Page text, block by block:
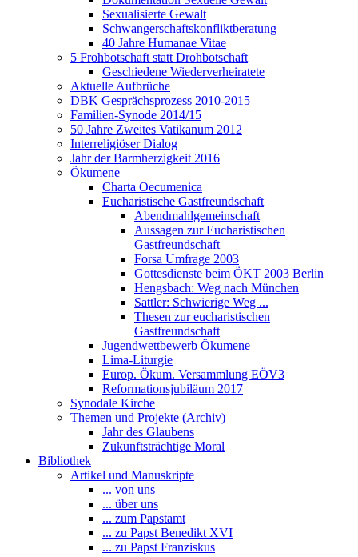
Sexualisierte Gewalt
Schwangerschaftskonfliktberatung
40 Jahre Humanae Vitae
5 Frohbotschaft statt Drohbotschaft
Geschiedene Wiederverheiratete
Aktuelle Aufbrüche
DBK Gesprächsprozess 2010-2015
Familien-Synode 2014/15
50 Jahre Zweites Vatikanum 2012
Interreligiöser Dialog
Jahr der Barmherzigkeit 2016
Ökumene
Charta Oecumenica
Eucharistische Gastfreundschaft
Abendmahlgemeinschaft
Aussagen zur Eucharistischen
Gastfreundschaft
Forsa Umfrage 2003
Gottesdienste beim ÖKT 2003 Berlin
Hengsbach: Weg nach München
Sattler: Schwierige Weg ...
Thesen zur eucharistischen
Gastfreundschaft
Jugendwettbewerb Ökumene
Lima-Liturgie
Europ. Ökum. Versammlung EÖV3
Reformationsjubiläum 2017
Synodale Kirche
Themen und Projekte (Archiv)
Jahr des Glaubens
Zukunftsträchtige Moral
Bibliothek
Artikel und Manuskripte
... von uns
... über uns
... zum Papstamt
... zu Papst Benedikt XVI
... zu Papst Franziskus